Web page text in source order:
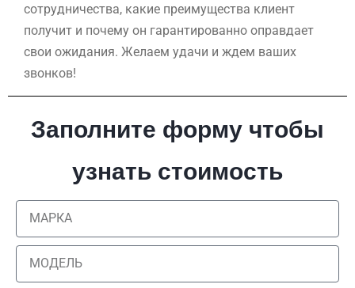
сотрудничества, какие преимущества клиент
получит и почему он гарантированно оправдает
свои ожидания. Желаем удачи и ждем ваших
звонков!
Заполните форму чтобы
узнать стоимость